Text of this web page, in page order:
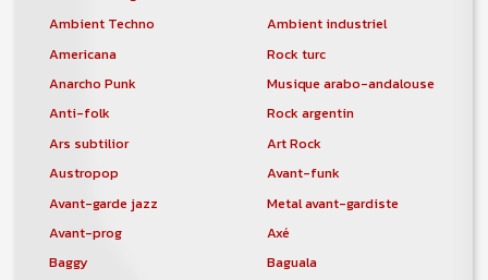
Ambient Techno
Ambient industriel
Americana
Rock turc
Anarcho Punk
Musique arabo-andalouse
Anti-folk
Rock argentin
Ars subtilior
Art Rock
Austropop
Avant-funk
Avant-garde jazz
Metal avant-gardiste
Avant-prog
Axé
Baggy
Baguala